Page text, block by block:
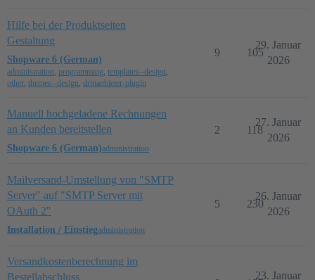
Hilfe bei der Produktseiten
Gestaltung
Shopware 6 (German)
administration, programming, templates--design,
other, themes--design, drittanbieter-plugin
9 105
29. Januar
2026
Manuell hochgeladene Rechnungen
an Kunden bereitstellen
Shopware 6 (German)administration
2 118
27. Januar
2026
Mailversand-Umstellung von "SMTP
Server" auf "SMTP Server mit
OAuth 2"
Installation / Einstiegadministration
5 230
26. Januar
2026
Versandkostenberechnung im
Bestellabschluss
23. Januar